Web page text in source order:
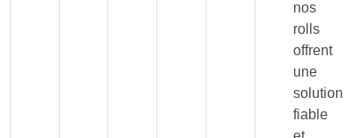
nos
rolls
offrent
une
solution
fiable